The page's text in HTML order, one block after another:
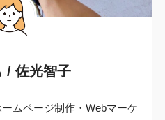
/ 佐光智子
ムページ制作・Webマーケ